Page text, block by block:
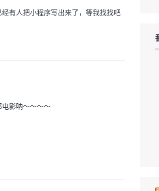
有人把小程序写出来了，等我找找吧
影呐～～～～